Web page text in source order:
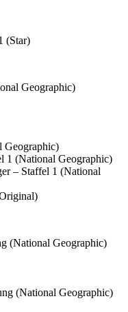
(Star)
Geographic)
Geographic)
1 (National Geographic)
– Staffel 1 (National
(National Geographic)
(National Geographic)